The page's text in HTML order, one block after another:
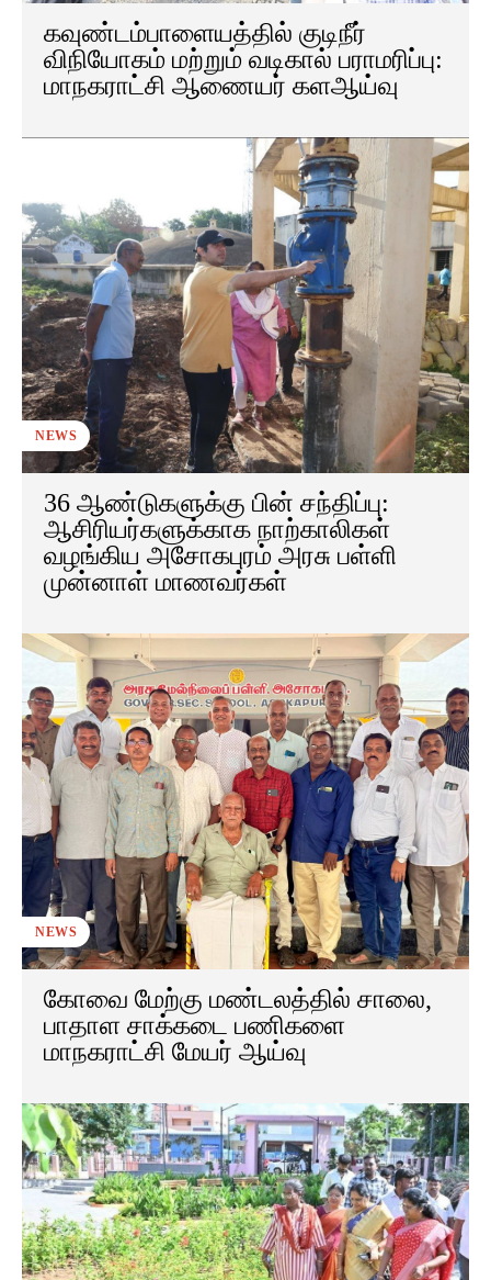
கவுண்டம்பாளையத்தில் குடிநீர்
விநியோகம் மற்றும் வடிகால் பராமரிப்பு:
மாநகராட்சி ஆணையர் களஆய்வு
NEWS
36 ஆண்டுகளுக்கு பின் சந்திப்பு:
ஆசிரியர்களுக்காக நாற்காலிகள்
வழங்கிய அசோகபுரம் அரசு பள்ளி
முன்னாள் மாணவர்கள்
NEWS
கோவை மேற்கு மண்டலத்தில் சாலை,
பாதாள சாக்கடை பணிகளை
மாநகராட்சி மேயர் ஆய்வு